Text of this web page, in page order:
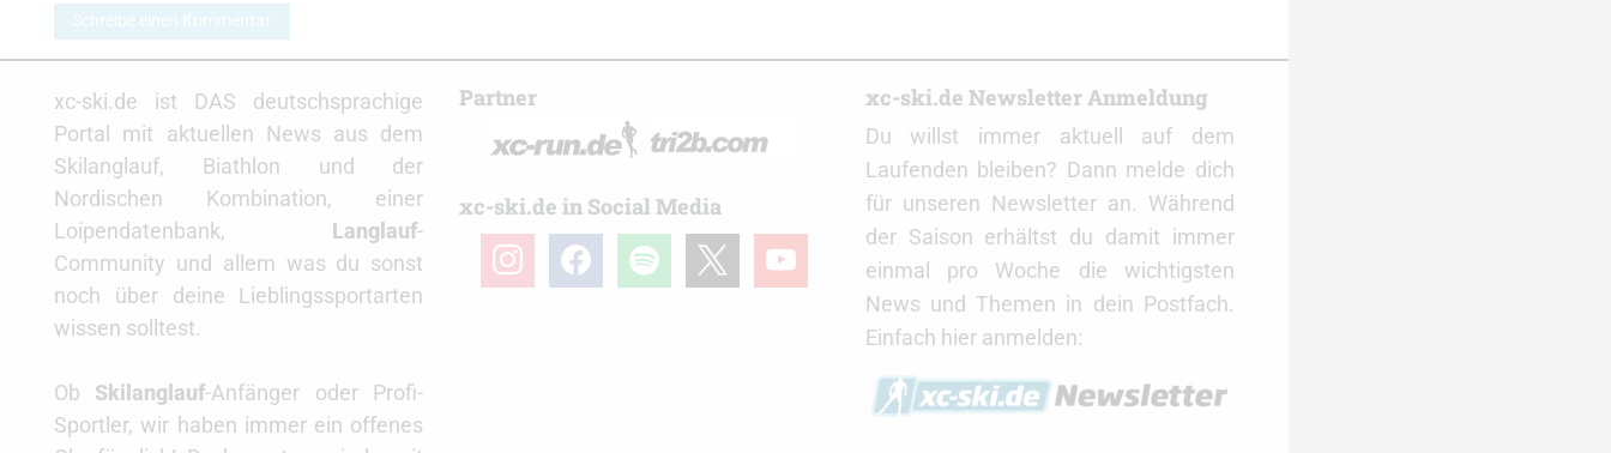
Schreibe einen Kommentar
xc-ski.de ist DAS deutschsprachige
Portal mit aktuellen News aus dem
Skilanglauf, Biathlon und der
Nordischen Kombination, einer
Loipendatenbank, Langlauf-
Community und allem was du sonst
noch über deine Lieblingssportarten
wissen solltest.
Ob Skilanglauf-Anfänger oder Profi-
Sportler, wir haben immer ein offenes
Partner
xc-ski.de in Social Media
instagramfacebookspotify youtube
xc-ski.de Newsletter Anmeldung
Du willst immer aktuell auf dem
Laufenden bleiben? Dann melde dich
für unseren Newsletter an. Während
der Saison erhältst du damit immer
einmal pro Woche die wichtigsten
News und Themen in dein Postfach.
Einfach hier anmelden: